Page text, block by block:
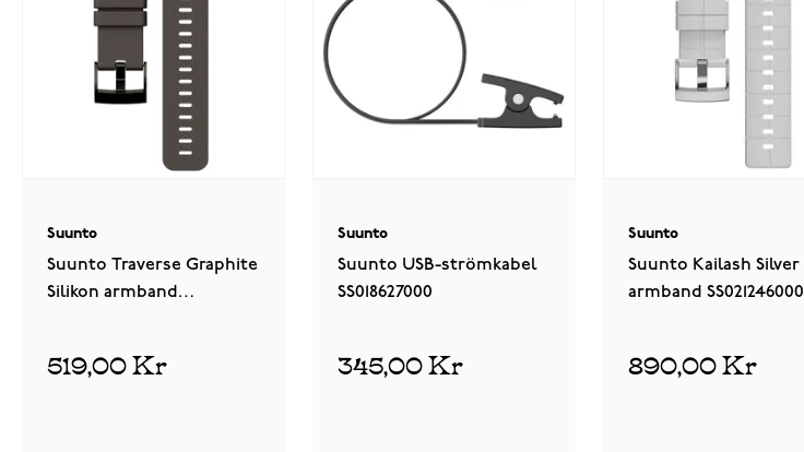
Suunto
Suunto Traverse Graphite
Silikon armband
519,00 Kr
Suunto
Suunto USB-strömkabel
SS018627000
345,00 Kr
Suunto
Suunto Kailash Silver
armband SS021246000
890,00 Kr